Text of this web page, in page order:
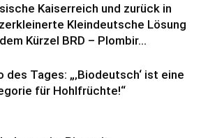
Kaiserreich und zurück in
Kleindeutsche Lösung
Kürzel BRD – Plombir...
des Tages: „‚Biodeutsch‘ ist eine
für Hohlfrüchte!“